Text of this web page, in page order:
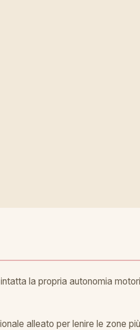
la propria autonomia
alleato per lenire le zone